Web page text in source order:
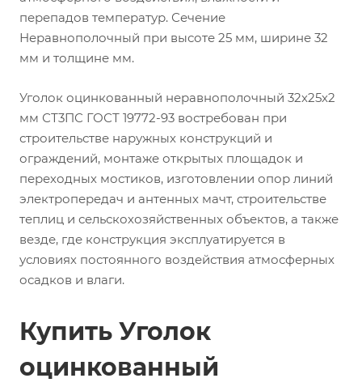
перепадов температур. Сечение
Неравнополочный при высоте 25 мм, ширине 32
мм и толщине мм.
Уголок оцинкованный неравнополочный 32х25х2
мм СТ3ПС ГОСТ 19772-93 востребован при
строительстве наружных конструкций и
ограждений, монтаже открытых площадок и
переходных мостиков, изготовлении опор линий
электропередач и антенных мачт, строительстве
теплиц и сельскохозяйственных объектов, а также
везде, где конструкция эксплуатируется в
условиях постоянного воздействия атмосферных
осадков и влаги.
Купить Уголок
оцинкованный